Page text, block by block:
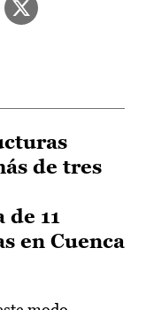
de tres
11
en Cuenca